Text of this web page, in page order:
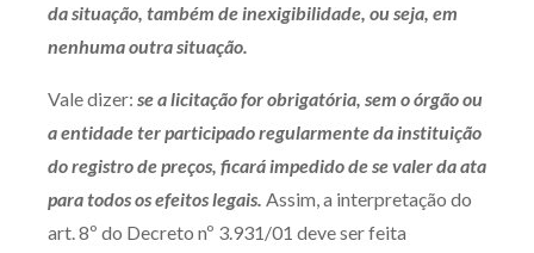
da situação, também de inexigibilidade, ou seja, em
nenhuma outra situação.
Vale dizer: se a licitação for obrigatória, sem o órgão ou
a entidade ter participado regularmente da instituição
do registro de preços, ficará impedido de se valer da ata
para todos os efeitos legais. Assim, a interpretação do
art. 8º do Decreto nº 3.931/01 deve ser feita